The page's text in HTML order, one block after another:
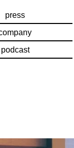
press
podcast